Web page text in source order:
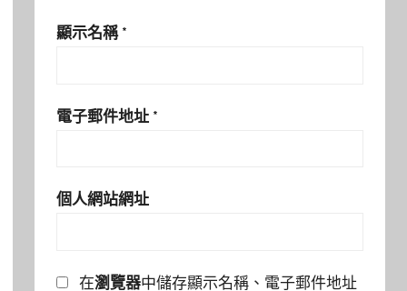
顯示名稱 *
電子郵件地址 *
個人網站網址
在瀏覽器中儲存顯示名稱、電子郵件地址